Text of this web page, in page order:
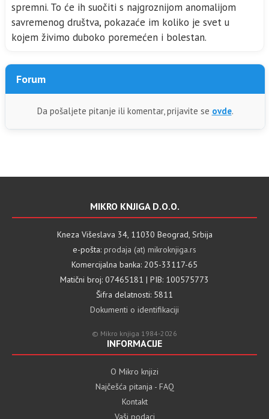
spremni. To će ih suočiti s najgroznijom anomalijom
savremenog društva, pokazaće im koliko je svet u
kojem živimo duboko poremećen i bolestan.
Forum
Da pošaljete pitanje ili komentar, prijavite se ovde.
MIKRO KNJIGA D.O.O.
Kneza Višeslava 34, 11030 Beograd, Srbija
e-pošta: prodaja (at) mikroknjiga.rs
Komercijalna banka: 205-33117-65
Matični broj: 07465181 | PIB: 100575773
Šifra delatnosti: 5811
Dokumenti o identifikaciji
© Mikro knjiga 1984-2026
INFORMACIJE
O Mikro knjizi
Najčešća pitanja - FAQ
Kontakt